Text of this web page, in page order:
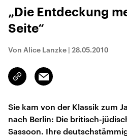
„Die Entdeckung
Seite“
Von Alice Lanzke | 28.05.2010
Link
kopieren/teilen
Email
Sie kam von der Klassik zum
nach Berlin: Die britisch-
Sassoon. Ihre